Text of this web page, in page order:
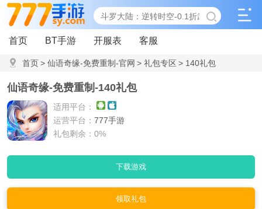
首页 BT手游 开服表 客服
首页> 仙语奇缘-免费重制-官网 > 礼包专区 > 140礼包
仙语奇缘-免费重制-140礼包
适用平台：
运营平台： 777手游
礼包剩余：0%
下载游戏
领取礼包